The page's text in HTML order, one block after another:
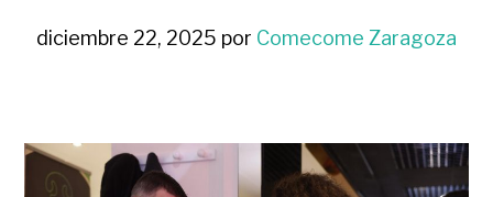
diciembre 22, 2025 por Comecome Zaragoza